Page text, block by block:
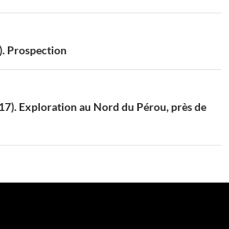
Prospection
Exploration au Nord du Pérou, près de